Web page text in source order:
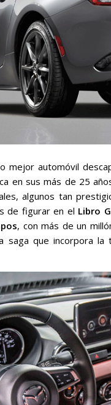
mejor automóvil
en sus más de 25
algunos tan
de figurar en el Libro
, con más de un
que incorpora la